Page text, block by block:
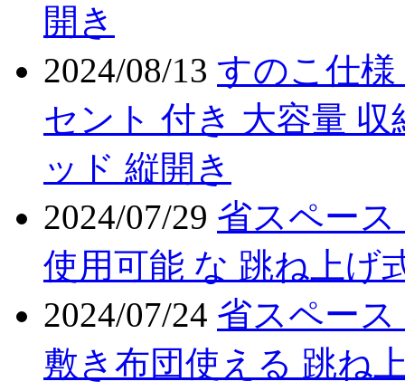
開き
2024/08/13 すのこ仕
セント 付き 大容量
ッド 縦開き
2024/07/29 省スペー
使用可能 な 跳ね上げ
2024/07/24 省スペー
敷き布団使える 跳ね